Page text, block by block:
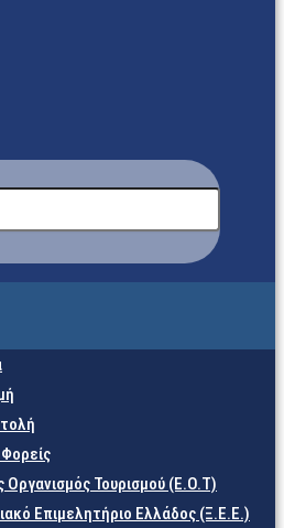
Οργανισμός Τουρισμού (Ε.Ο.Τ)
Επιμελητήριο Ελλάδος (Ξ.Ε.Ε.)